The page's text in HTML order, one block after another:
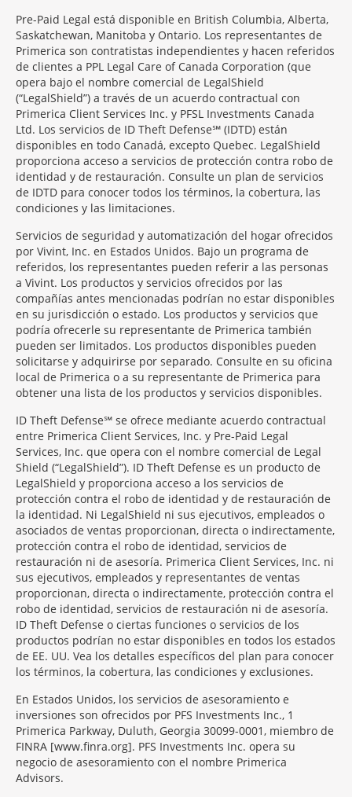
Pre-Paid Legal está disponible en British Columbia, Alberta,
Saskatchewan, Manitoba y Ontario. Los representantes de
Primerica son contratistas independientes y hacen referidos
de clientes a PPL Legal Care of Canada Corporation (que
opera bajo el nombre comercial de LegalShield
(“LegalShield”) a través de un acuerdo contractual con
Primerica Client Services Inc. y PFSL Investments Canada
Ltd. Los servicios de ID Theft Defense℠ (IDTD) están
disponibles en todo Canadá, excepto Quebec. LegalShield
proporciona acceso a servicios de protección contra robo de
identidad y de restauración. Consulte un plan de servicios
de IDTD para conocer todos los términos, la cobertura, las
condiciones y las limitaciones.
Servicios de seguridad y automatización del hogar ofrecidos
por Vivint, Inc. en Estados Unidos. Bajo un programa de
referidos, los representantes pueden referir a las personas
a Vivint. Los productos y servicios ofrecidos por las
compañías antes mencionadas podrían no estar disponibles
en su jurisdicción o estado. Los productos y servicios que
podría ofrecerle su representante de Primerica también
pueden ser limitados. Los productos disponibles pueden
solicitarse y adquirirse por separado. Consulte en su oficina
local de Primerica o a su representante de Primerica para
obtener una lista de los productos y servicios disponibles.
ID Theft Defense℠ se ofrece mediante acuerdo contractual
entre Primerica Client Services, Inc. y Pre-Paid Legal
Services, Inc. que opera con el nombre comercial de Legal
Shield (“LegalShield”). ID Theft Defense es un producto de
LegalShield y proporciona acceso a los servicios de
protección contra el robo de identidad y de restauración de
la identidad. Ni LegalShield ni sus ejecutivos, empleados o
asociados de ventas proporcionan, directa o indirectamente,
protección contra el robo de identidad, servicios de
restauración ni de asesoría. Primerica Client Services, Inc. ni
sus ejecutivos, empleados y representantes de ventas
proporcionan, directa o indirectamente, protección contra el
robo de identidad, servicios de restauración ni de asesoría.
ID Theft Defense o ciertas funciones o servicios de los
productos podrían no estar disponibles en todos los estados
de EE. UU. Vea los detalles específicos del plan para conocer
los términos, la cobertura, las condiciones y exclusiones.
En Estados Unidos, los servicios de asesoramiento e
inversiones son ofrecidos por PFS Investments Inc., 1
Primerica Parkway, Duluth, Georgia 30099-0001, miembro de
FINRA [www.finra.org]. PFS Investments Inc. opera su
negocio de asesoramiento con el nombre Primerica
Advisors.